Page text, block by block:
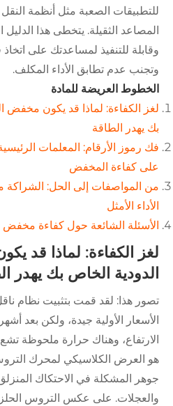
للتطبيقات الصعبة مثل أنظمة النقل
المصاعد الثقيلة. يتخطى هذا
وقابلة للتنفيذ لمساعدتك على
وتجنب عدم تطابق الأداء المكلف.
الخطوط العريضة للمادة
لغز الكفاءة: لماذا قد يكون مخفض
بك يهدر الطاقة
فك رموز الأرقام: المعلمات
على كفاءة المخفض
الأداء الأمثل
الأسئلة الشائعة حول كفاءة مخفض
لغز الكفاءة: لماذا قد
الدودية الخاص بك يهدر
تصور هذا: لقد قمت بتثبيت نظام
الأسعار الأولية جيدة، ولكن بعد
الارتفاع، وهناك حرارة ملحوظة
هو العرض الكلاسيكي لمحرك
جوهر المشكلة في الاحتكاك
والعجلات. على عكس التروس